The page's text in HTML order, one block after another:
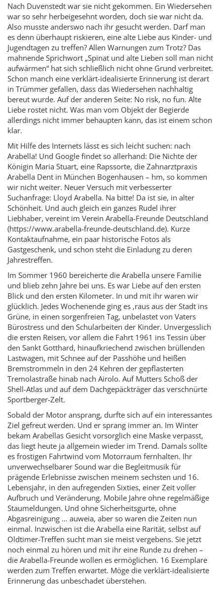
Nach Duvenstedt war sie nicht gekommen. Ein Wiedersehen
war so sehr herbeigesehnt worden, doch sie war nicht da.
Also musste anderswo nach ihr gesucht werden. Darf man
es denn überhaupt riskieren, eine alte Liebe aus Kinder- und
Jugendtagen zu treffen? Allen Warnungen zum Trotz? Das
mahnende Sprichwort „Spinat und alte Lieben soll man nicht
aufwärmen“ hat sich schließlich nicht ohne Grund verbreitet.
Schon manch eine verklärt-idealisierte Erinnerung ist derart
in Trümmer gefallen, dass das Wiedersehen nachhaltig
bereut wurde. Auf der anderen Seite: No risk, no fun. Alte
Liebe rostet nicht. Was man vom Objekt der Begierde
allerdings nicht immer behaupten kann, das ist einem schon
klar.
Mit Hilfe des Internets lässt es sich leicht suchen: nach
Arabella! Und Google findet so allerhand: Die Nichte der
Königin Maria Stuart, eine Rapssorte, die Zahnarztpraxis
Arabella Dent in München Bogenhausen – hm, so kommen
wir nicht weiter. Neuer Versuch mit verbesserter
Suchanfrage: Lloyd Arabella. Na bitte! Da ist sie, in alter
Schönheit. Und auch gleich ein ganzes Rudel ihrer
Liebhaber, vereint im Verein Arabella-Freunde Deutschland
(https://www.arabella-freunde-deutschland.de). Kurze
Kontaktaufnahme, ein paar historische Fotos als
Gastgeschenk, und schon steht die Einladung zu deren
Jahrestreffen.
Im Sommer 1960 bereicherte die Arabella unsere Familie
und blieb zehn Jahre bei uns. Es war Liebe auf den ersten
Blick und den ersten Kilometer. In und mit ihr waren wir
glücklich. Jedes Wochenende ging es ‚raus aus der Stadt ins
Grüne, in einen sorgenfreien Tag, unbelastet von Vaters
Bürostress und den Schularbeiten der Kinder. Unvergesslich
die ersten Reisen, vor allem die Fahrt 1961 ins Tessin über
den Sankt Gotthard, hinaufkriechend zwischen brüllenden
Lastwagen, mit Schnee auf der Passhöhe und heißen
Bremstrommeln in den 24 Kehren der gepflasterten
Tremolastraße hinab nach Airolo. Auf Mutters Schoß der
Shell-Atlas und auf dem Dachgepäckträger das verschnürte
Sportberger-Zelt.
Sobald der Motor ansprang, durfte sich auf ein interessantes
Ziel gefreut werden. Und er sprang immer an. Im Winter
bekam Arabellas Gesicht vorsorglich eine Maske verpasst,
das liegt heute ja allgemein wieder im Trend. Damals sollte
es frostigen Fahrtwind vom Motorraum fernhalten. Ihr
unverwechselbarer Sound war die Begleitmusik für
prägende Erlebnisse zwischen meinem sechsten und 16.
Lebensjahr, in den aufregenden Sixties, einer Zeit voller
Aufbruch und Veränderung. Mobile Jahre ohne regelmäßige
Staumeldungen. Und ohne Sicherheits­gurte, ohne
Abgasreinigung … auweia, aber so waren die Zeiten nun
einmal. Inzwischen ist die Arabella eine Rarität, selbst auf
Oldtimer-Treffen sucht man sie meist vergebens. Sie jetzt
noch einmal zu hören und mit ihr eine Runde zu drehen –
die Arabella-Freunde wollen es ermöglichen. 16 Exemplare
werden zum Treffen erwartet. Möge die verklärt-idealisierte
Erinnerung das unbeschadet überstehen.